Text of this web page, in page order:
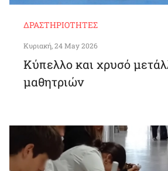
ΔΡΑΣΤΗΡΙΌΤΗΤΕΣ
Κυριακή, 24 May 2026
Κύπελλο και χρυσό
μαθητριών